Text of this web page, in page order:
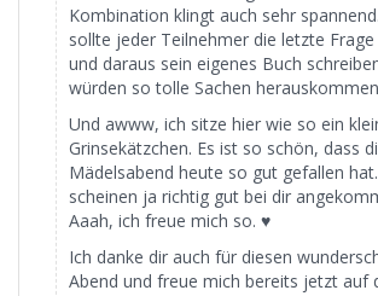
Kombination klingt auch sehr
sollte jeder Teilnehmer die letzte
und daraus sein eigenes Buch
würden so tolle Sachen
Und awww, ich sitze hier wie so ein
Grinsekätzchen. Es ist so schön, dass
Mädelsabend heute so gut gefallen
scheinen ja richtig gut bei dir
Aaah, ich freue mich so. ♥
Ich danke dir auch für diesen
Abend und freue mich bereits jetzt auf